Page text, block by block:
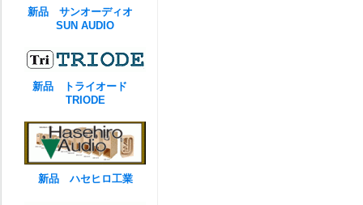
新品 サンオーディオ
SUN AUDIO
新品 トライオード
TRIODE
新品 ハセヒロ工業